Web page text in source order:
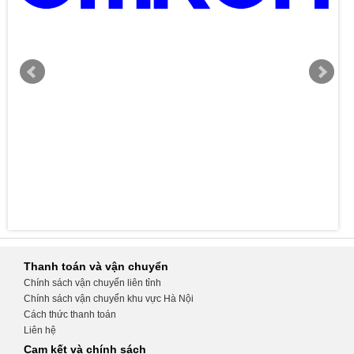
Thanh toán và vận chuyển
Chính sách vận chuyển liên tỉnh
Chính sách vận chuyển khu vực Hà Nội
Cách thức thanh toán
Liên hệ
Cam kết và chính sách